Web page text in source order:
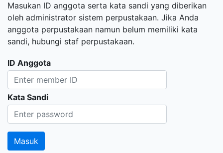
Masukan ID anggota serta kata sandi yang diberikan
oleh administrator sistem perpustakaan. Jika Anda
anggota perpustakaan namun belum memiliki kata
sandi, hubungi staf perpustakaan.
ID Anggota
Kata Sandi